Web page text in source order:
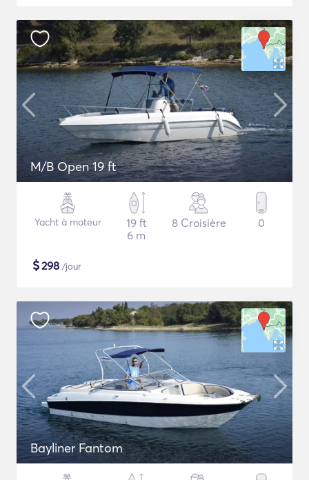
M/B Open 19 ft
Yacht à moteur
19 ft
6 m
8 Croisière 0
$298 /jour
Bayliner Fantom